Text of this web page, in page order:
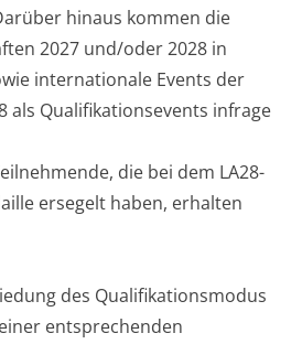
hinaus kommen die
2027 und/oder 2028 in
internationale Events der
als Qualifikationsevents infrage
die bei dem LA28-
ersegelt haben, erhalten
des Qualifikationsmodus
entsprechenden